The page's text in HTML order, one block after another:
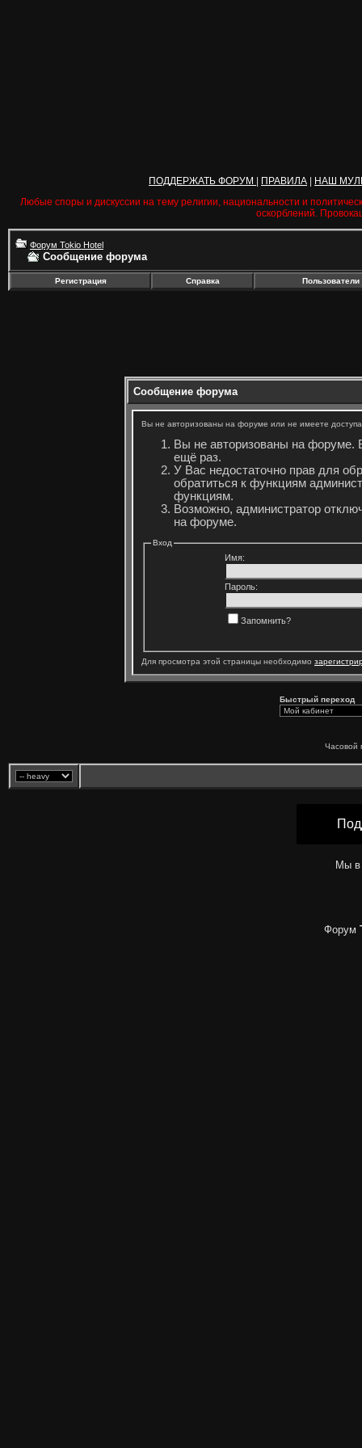
ПОДДЕРЖАТЬ ФОРУМ ПРАВИЛА
НАШ
Любые споры и дискуссии на тему религии, национальности и
оскорблений.
Форум Tokio Hotel
Сообщение форума
Регистрация Справка Пользователи
Сообщение форума
Вы не авторизованы на форуме или не имеете
Вы не авторизованы на форуме.
ещё раз.
У Вас недостаточно прав для
обратиться к функциям
функциям.
Возможно, администратор
на форуме.
Вход
Имя:
Пароль:
Запомнить?
Для просмотра этой страницы необходимо
Быстрый переход
Часовой
Мы в
Форум